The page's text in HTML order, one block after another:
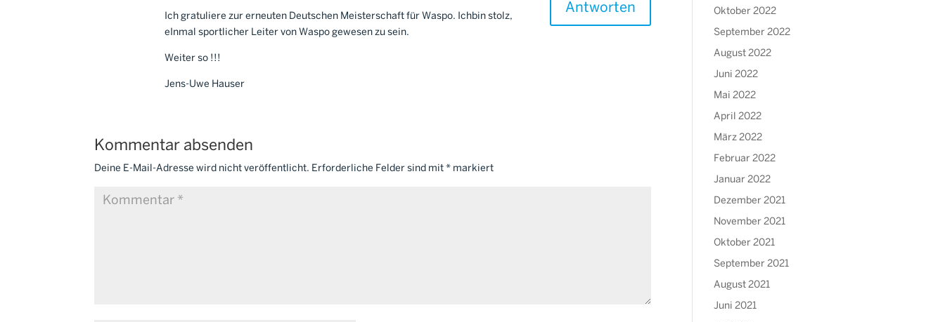
Ich gratuliere zur erneuten Deutschen Meisterschaft für Waspo. Ichbin stolz,
eInmal sportlicher Leiter von Waspo gewesen zu sein.
Weiter so !!!
Jens-Uwe Hauser
Antworten
Kommentar absenden
Deine E-Mail-Adresse wird nicht veröffentlicht. Erforderliche Felder sind mit* markiert
Oktober 2022
September 2022
August 2022
Juni 2022
Mai 2022
April 2022
März 2022
Februar 2022
Januar 2022
Dezember 2021
November 2021
Oktober 2021
September 2021
August 2021
Juni 2021